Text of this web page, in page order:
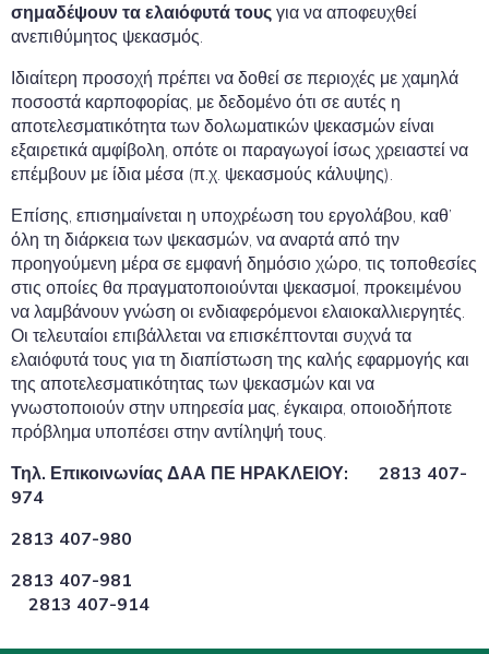
σημαδέψουν τα ελαιόφυτά τους για να αποφευχθεί
ανεπιθύμητος ψεκασμός.
Ιδιαίτερη προσοχή πρέπει να δοθεί σε περιοχές με χαμηλά
ποσοστά καρποφορίας, με δεδομένο ότι σε αυτές η
αποτελεσματικότητα των δολωματικών ψεκασμών είναι
εξαιρετικά αμφίβολη, οπότε οι παραγωγοί ίσως χρειαστεί να
επέμβουν με ίδια μέσα (π.χ. ψεκασμούς κάλυψης).
Επίσης, επισημαίνεται η υποχρέωση του εργολάβου, καθ’
όλη τη διάρκεια των ψεκασμών, να αναρτά από την
προηγούμενη μέρα σε εμφανή δημόσιο χώρο, τις τοποθεσίες
στις οποίες θα πραγματοποιούνται ψεκασμοί, προκειμένου
να λαμβάνουν γνώση οι ενδιαφερόμενοι ελαιοκαλλιεργητές.
Οι τελευταίοι επιβάλλεται να επισκέπτονται συχνά τα
ελαιόφυτά τους για τη διαπίστωση της καλής εφαρμογής και
της αποτελεσματικότητας των ψεκασμών και να
γνωστοποιούν στην υπηρεσία μας, έγκαιρα, οποιοδήποτε
πρόβλημα υποπέσει στην αντίληψή τους.
Τηλ. Επικοινωνίας ΔΑΑ ΠΕ ΗΡΑΚΛΕΙΟΥ: 2813 407-
974
2813 407-980
2813 407-981
2813 407-914